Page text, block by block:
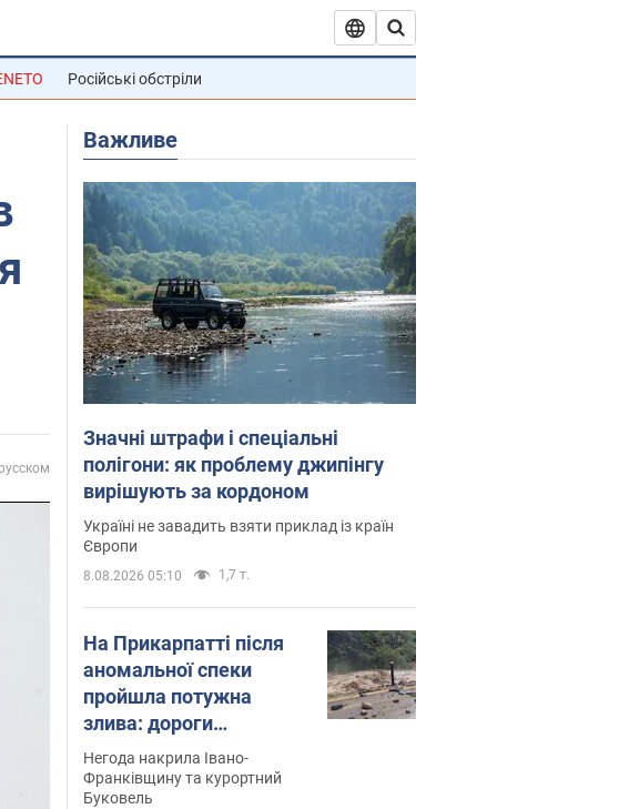
Російські обстріли
Важливе
Значні штрафи і спеціальні
полігони: як проблему джипінгу
вирішують за кордоном
Україні не завадить взяти приклад із країн
Європи
8.08.2026 05:10 1,7 т.
На Прикарпатті після
аномальної спеки
пройшла потужна
злива: дороги
перетворились на
річки. Відео
Негода накрила Івано-
Франківщину та курортний
Буковель